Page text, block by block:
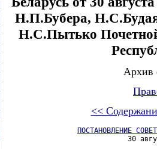
Н.П.Бубера,
Н.С.Пытько
Архив
<<
ПОСТАНОВЛЕНИЕ
30